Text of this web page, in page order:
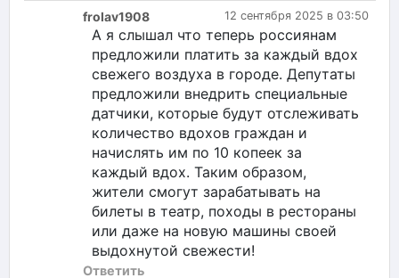
12 сентября 2025 в 03:50
frolav1908
А я слышал что теперь россиянам
предложили платить за каждый вдох
свежего воздуха в городе. Депутаты
предложили внедрить специальные
датчики, которые будут отслеживать
количество вдохов граждан и
начислять им по 10 копеек за
каждый вдох. Таким образом,
жители смогут зарабатывать на
билеты в театр, походы в рестораны
или даже на новую машины своей
выдохнутой свежести!
Ответить